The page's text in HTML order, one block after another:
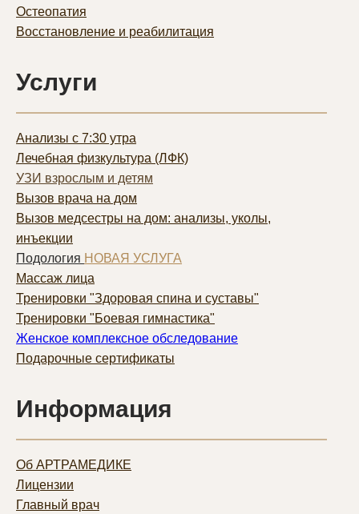
Остеопатия
Восстановление и реабилитация
Услуги
Анализы с 7:30 утра
Лечебная физкультура (ЛФК)
УЗИ взрослым и детям
Вызов врача на дом
Вызов медсестры на дом: анализы, уколы,
инъекции
Подология НОВАЯ УСЛУГА
Массаж лица
Тренировки "Здоровая спина и суставы"
Тренировки "Боевая гимнастика"
Женское комплексное обследование
Подарочные сертификаты
Информация
Об АРТРАМЕДИКЕ
Лицензии
Главный врач